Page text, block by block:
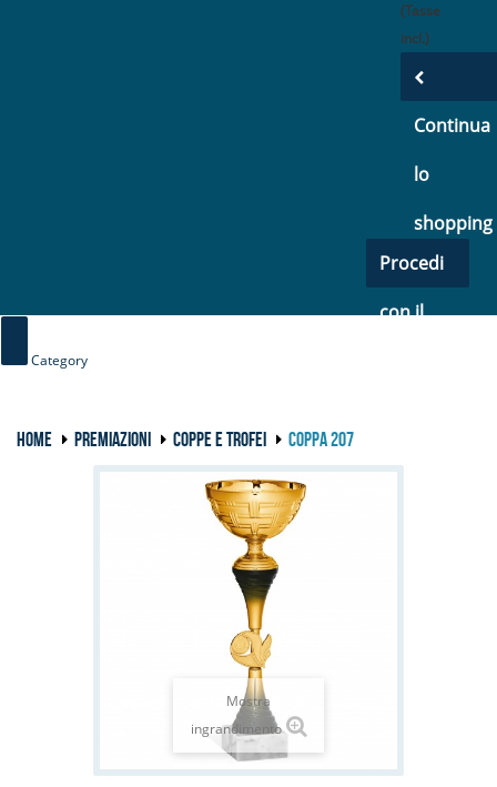
(Tasse
incl.)
Continua
lo
shopping
Procedi
con il
Category
HOME PREMIAZIONI COPPE E TROFEI COPPA 207
Mostra
ingrandimento